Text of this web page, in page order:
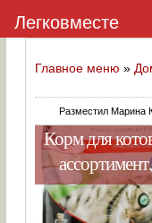
Главное меню »
Разместил Марина
Корм для
Легковместе